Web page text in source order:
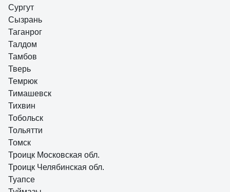
Сургут
Сызрань
Таганрог
Талдом
Тамбов
Тверь
Темрюк
Тимашевск
Тихвин
Тобольск
Тольятти
Томск
Троицк Московская обл.
Троицк Челябинская обл.
Туапсе